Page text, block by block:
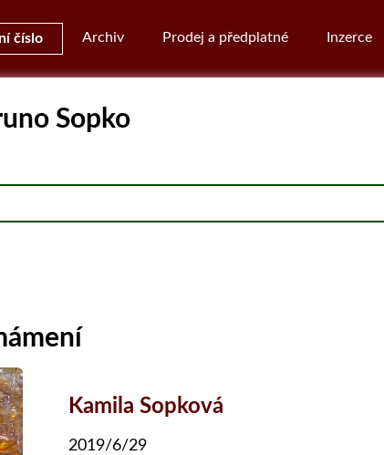
číslo Archiv Prodej a předplatné Inzerce
Sopko
Kamila Sopková
2019/6/29